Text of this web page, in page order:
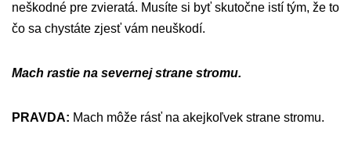
neškodné pre zvieratá. Musíte si byť skutočne istí tým, že to
čo sa chystáte zjesť vám neuškodí.
Mach rastie na severnej strane stromu.
PRAVDA: Mach môže rásť na akejkoľvek strane stromu.